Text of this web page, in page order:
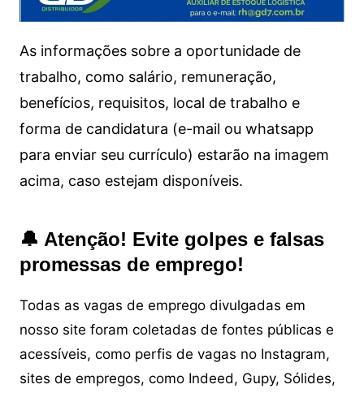
As informações sobre a oportunidade de
trabalho, como salário, remuneração,
benefícios, requisitos, local de trabalho e
forma de candidatura (e-mail ou whatsapp
para enviar seu currículo) estarão na imagem
acima, caso estejam disponíveis.
🔔 Atenção! Evite golpes e falsas
promessas de emprego!
Todas as vagas de emprego divulgadas em
nosso site foram coletadas de fontes públicas e
acessíveis, como perfis de vagas no Instagram,
sites de empregos, como Indeed, Gupy, Sólides,